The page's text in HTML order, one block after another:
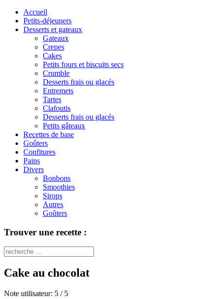
Accueil
Petits-déjeuners
Desserts et gateaux
Gateaux
Crepes
Cakes
Petits fours et biscuits secs
Crumble
Desserts frais ou glacés
Entremets
Tartes
Clafoutis
Desserts frais ou glacés
Petits gâteaux
Recettes de base
Goûters
Confitures
Pains
Divers
Bonbons
Smoothies
Sirops
Autres
Goûters
Trouver une recette :
Cake au chocolat
Note utilisateur: 5 / 5